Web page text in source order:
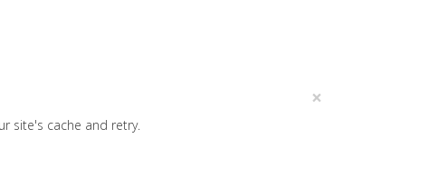
×
site's cache and retry.